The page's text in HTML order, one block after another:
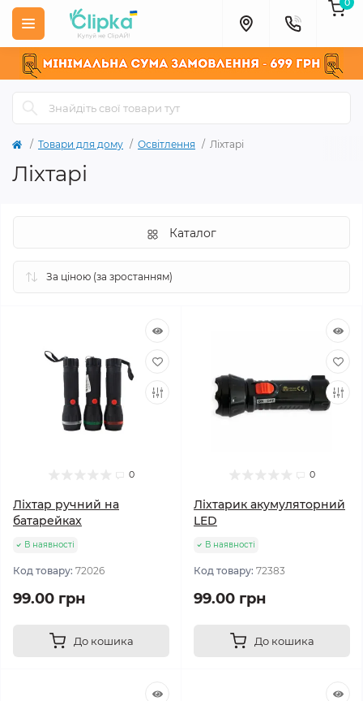
Товари для дому Освітлення Ліхтарі
Ліхтарі
Каталог
0
Ліхтар ручний на
батарейках
В наявності
Код товару: 72026
99.00 грн
До кошика
0
Ліхтарик акумуляторний
LED
В наявності
Код товару: 72383
99.00 грн
До кошика